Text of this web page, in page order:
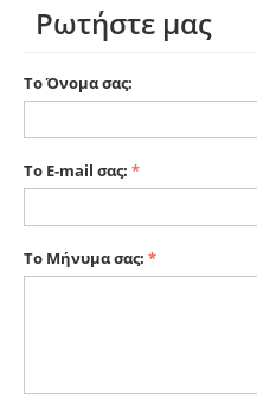
Ρωτήστε μας
Το Όνομα σας:
Το E-mail σας:
Το Μήνυμα σας: